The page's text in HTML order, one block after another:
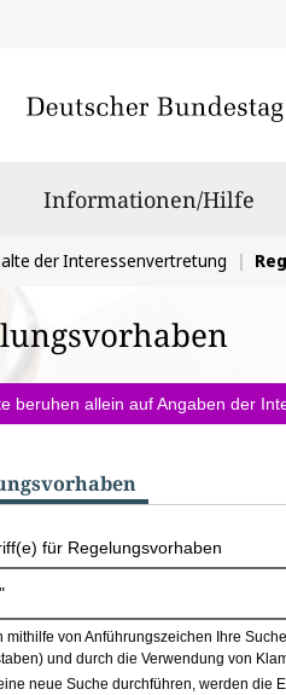
Informationen/Hilfe
der Interessenvertretung
beruhen allein auf Angaben der
für Regelungsvorhaben
mithilfe von Anführungszeichen Ihre
und durch die Verwendung von
neue Suche durchführen, werden die